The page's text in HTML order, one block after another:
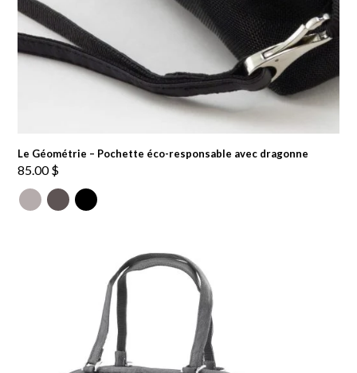
Le Géométrie – Pochette éco-responsable avec dragonne
85.00$